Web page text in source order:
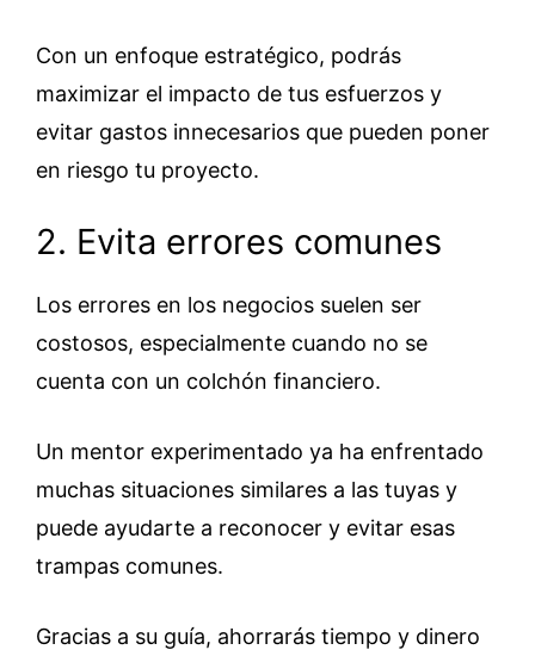
Con un enfoque estratégico, podrás
maximizar el impacto de tus esfuerzos y
evitar gastos innecesarios que pueden poner
en riesgo tu proyecto.
2. Evita errores comunes
Los errores en los negocios suelen ser
costosos, especialmente cuando no se
cuenta con un colchón financiero.
Un mentor experimentado ya ha enfrentado
muchas situaciones similares a las tuyas y
puede ayudarte a reconocer y evitar esas
trampas comunes.
Gracias a su guía, ahorrarás tiempo y dinero